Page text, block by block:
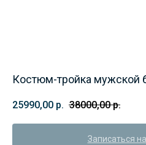
Костюм-тройка мужской
25990,00 р. 38000,00 р.
Записаться